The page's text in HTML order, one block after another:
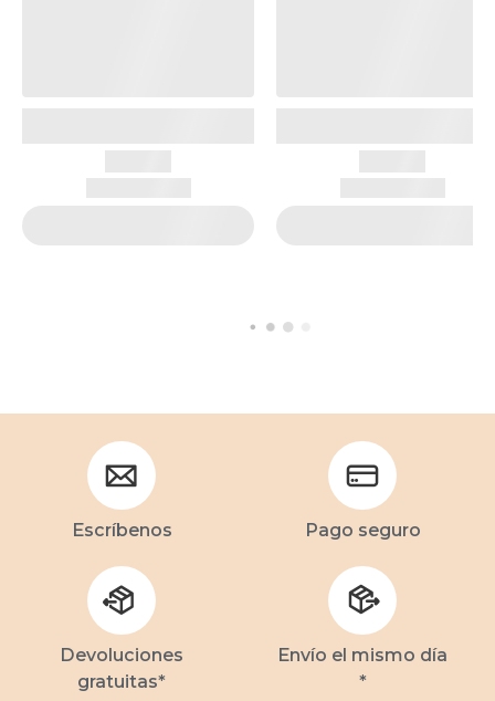
Escríbenos Pago seguro
Devoluciones
gratuitas*
Envío el mismo día
*